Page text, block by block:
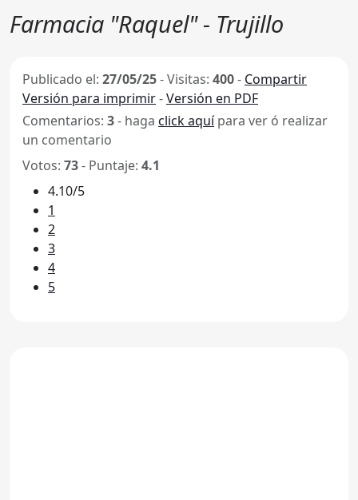
Farmacia "Raquel" - Trujillo
Publicado el: 27/05/25-Visitas: 400- Compartir
Versión para imprimir-Versión en PDF
Comentarios: 3- haga click aquípara ver ó realizar
un comentario
Votos: 73- Puntaje: 4.1
4.10/5
1
2
3
4
5